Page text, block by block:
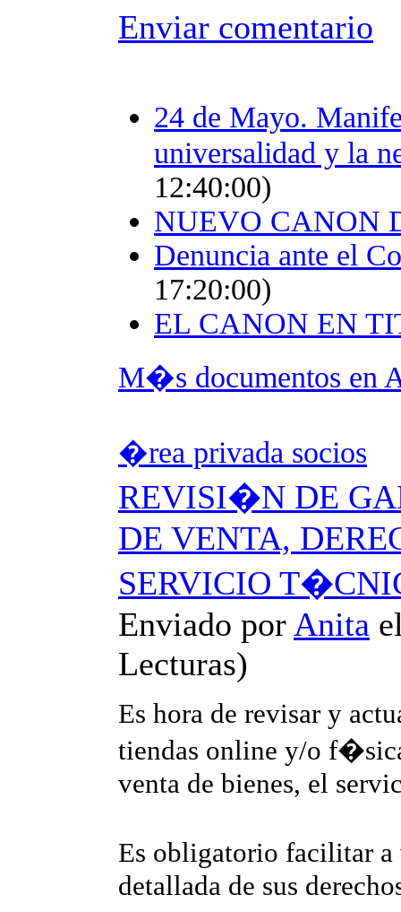
Enviar comentario
24 de Mayo.
universalidad y la
12:40:00)
NUEVO CANON
Denuncia ante el
17:20:00)
EL CANON EN
M�s documentos en
�rea privada socios
REVISI�N DE
DE VENTA,
SERVICIO
Enviado por Anita
Lecturas)
Es hora de revisar y
tiendas online y/o
venta de bienes, el
Es obligatorio facilitar
detallada de sus